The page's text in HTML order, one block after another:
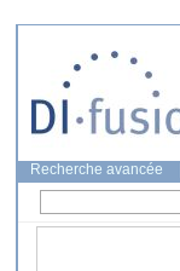
Recherche avancée